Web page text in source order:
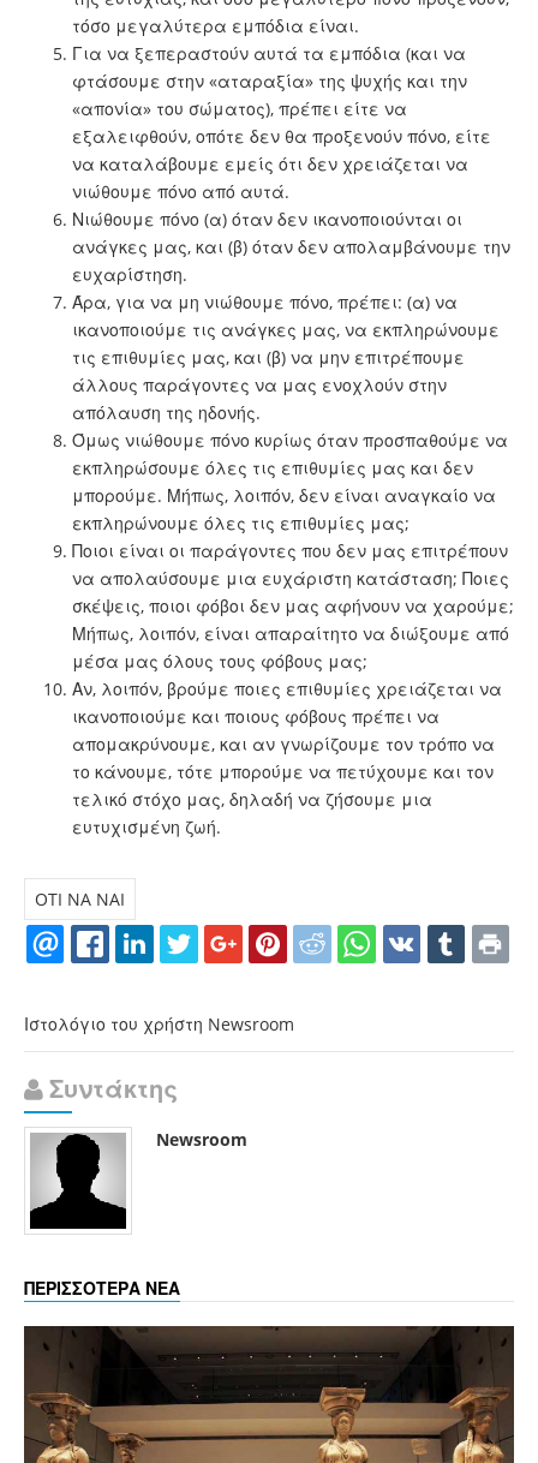
τόσο μεγαλύτερα εμπόδια είναι.
Για να ξεπεραστούν αυτά τα εμπόδια (και να
φτάσουμε στην «αταραξία» της ψυχής και την
«απονία» του σώματος), πρέπει είτε να
εξαλειφθούν, οπότε δεν θα προξενούν πόνο, είτε
να καταλάβουμε εμείς ότι δεν χρειάζεται να
νιώθουμε πόνο από αυτά.
Νιώθουμε πόνο (α) όταν δεν ικανοποιούνται οι
ανάγκες μας, και (β) όταν δεν απολαμβάνουμε την
ευχαρίστηση.
Άρα, για να μη νιώθουμε πόνο, πρέπει: (α) να
ικανοποιούμε τις ανάγκες μας, να εκπληρώνουμε
τις επιθυμίες μας, και (β) να μην επιτρέπουμε
άλλους παράγοντες να μας ενοχλούν στην
απόλαυση της ηδονής.
Όμως νιώθουμε πόνο κυρίως όταν προσπαθούμε να
εκπληρώσουμε όλες τις επιθυμίες μας και δεν
μπορούμε. Μήπως, λοιπόν, δεν είναι αναγκαίο να
εκπληρώνουμε όλες τις επιθυμίες μας;
Ποιοι είναι οι παράγοντες που δεν μας επιτρέπουν
να απολαύσουμε μια ευχάριστη κατάσταση; Ποιες
σκέψεις, ποιοι φόβοι δεν μας αφήνουν να χαρούμε;
Μήπως, λοιπόν, είναι απαραίτητο να διώξουμε από
μέσα μας όλους τους φόβους μας;
Αν, λοιπόν, βρούμε ποιες επιθυμίες χρειάζεται να
ικανοποιούμε και ποιους φόβους πρέπει να
απομακρύνουμε, και αν γνωρίζουμε τον τρόπο να
το κάνουμε, τότε μπορούμε να πετύχουμε και τον
τελικό στόχο μας, δηλαδή να ζήσουμε μια
ευτυχισμένη ζωή.
OTI NA NAI
Ιστολόγιο του χρήστη Newsroom
Συντάκτης
Newsroom
ΠΕΡΙΣΣΟΤΕΡΑ ΝΕΑ